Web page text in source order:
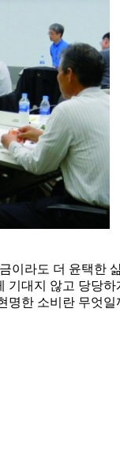
라도 더 윤택한
대지 않고 당당
명한 소비란 무엇